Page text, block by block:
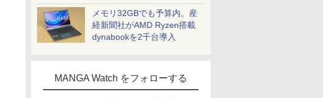
メモリ32GBでも予算内。産
経新聞社がAMD Ryzen搭載
dynabookを2千台導入
MANGA Watch をフォローする